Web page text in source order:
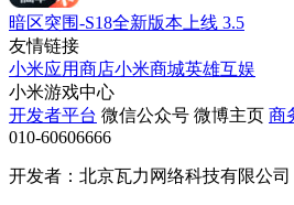
暗区突围-S18全新版本上线 3.5
友情链接
小米应用商店小米商城英雄互娱
小米游戏中心
开发者平台 微信公众号 微博主页 商
010-60606666
开发者：北京瓦力网络科技有限公司